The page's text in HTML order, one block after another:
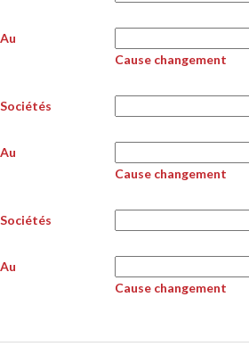
Au
Cause changement
Sociétés
Au
Cause changement
Sociétés
Au
Cause changement